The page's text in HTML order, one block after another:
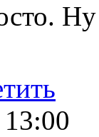
Ну